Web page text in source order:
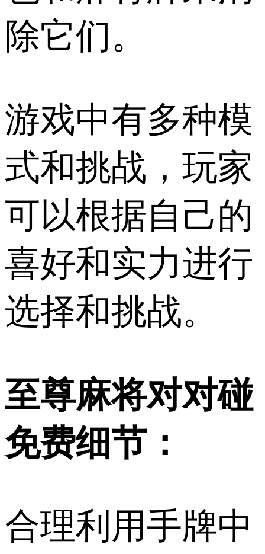
除它们。
游戏中有多种模
式和挑战，玩家
可以根据自己的
喜好和实力进行
选择和挑战。
至尊麻将对对碰
免费细节：
合理利用手牌中